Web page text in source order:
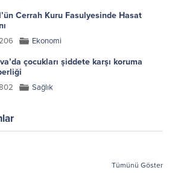
Cerrah Kuru Fasulyesinde Hasat
Ekonomi
çocukları şiddete karşı koruma
Sağlık
Tümünü Göster